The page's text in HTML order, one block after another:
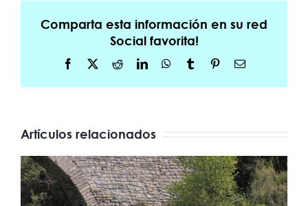
Comparta esta información en su red
Social favorita!
Facebook RedditLinkedInWhatsApp
Tumblr PinterestCorreo
Artículos relacionados